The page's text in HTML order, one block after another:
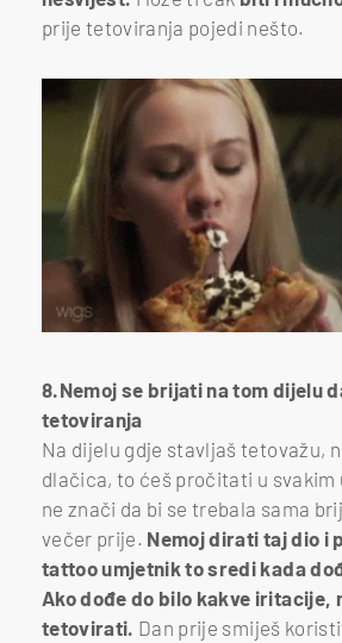
prije tetoviranja pojedi nešto.
8.Nemoj se brijati na tom dijelu
tetoviranja
Na dijelu gdje stavljaš tetovažu,
dlačica, to ćeš pročitati u svakim
ne znači da bi se trebala sama
večer prije. Nemoj dirati taj dio i
tattoo umjetnik to sredi kada
Ako dođe do bilo kakve iritacije,
tetovirati. Dan prije smiješ